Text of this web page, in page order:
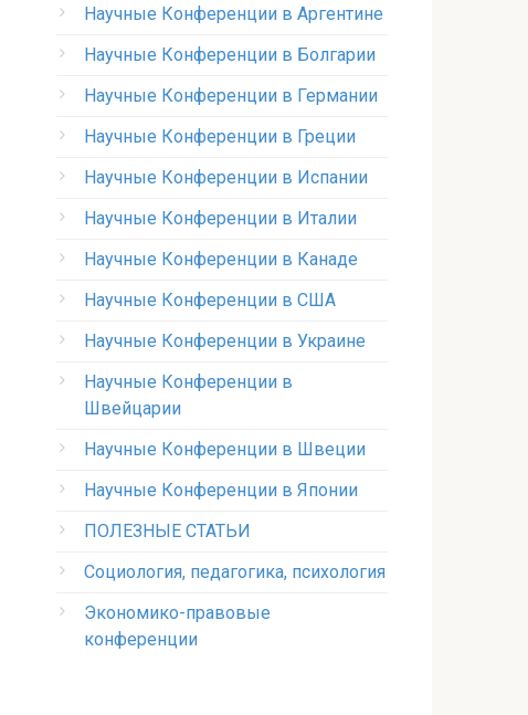
Научные Конференции в Аргентине
Научные Конференции в Болгарии
Научные Конференции в Германии
Научные Конференции в Греции
Научные Конференции в Испании
Научные Конференции в Италии
Научные Конференции в Канаде
Научные Конференции в США
Научные Конференции в Украине
Научные Конференции в
Швейцарии
Научные Конференции в Швеции
Научные Конференции в Японии
ПОЛЕЗНЫЕ СТАТЬИ
Социология, педагогика, психология
Экономико-правовые
конференции